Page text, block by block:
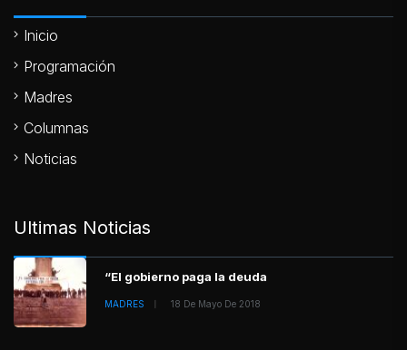
Inicio
Programación
Madres
Columnas
Noticias
Ultimas Noticias
“El gobierno paga la deuda
MADRES 18 De Mayo De 2018